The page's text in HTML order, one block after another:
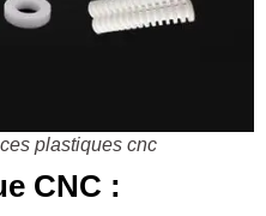
plastiques cnc
CNC :